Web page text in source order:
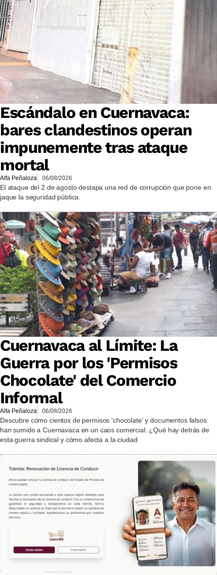
Escándalo en Cuernavaca:
bares clandestinos operan
impunemente tras ataque
mortal
Alfa Peñaloza 06/08/2026
El ataque del 2 de agosto destapa una red de corrupción que pone en
jaque la seguridad pública.
Cuernavaca al Límite: La
Guerra por los 'Permisos
Chocolate' del Comercio
Informal
Alfa Peñaloza 06/08/2026
Descubre cómo cientos de permisos 'chocolate' y documentos falsos
han sumido a Cuernavaca en un caos comercial. ¿Qué hay detrás de
esta guerra sindical y cómo afecta a la ciudad